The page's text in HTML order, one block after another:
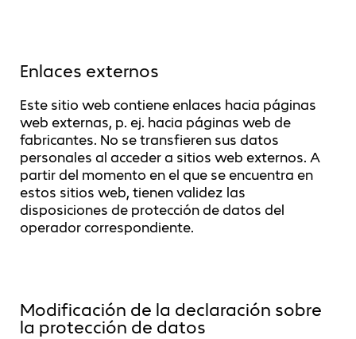
Enlaces externos
Este sitio web contiene enlaces hacia páginas
web externas, p. ej. hacia páginas web de
fabricantes. No se transfieren sus datos
personales al acceder a sitios web externos. A
partir del momento en el que se encuentra en
estos sitios web, tienen validez las
disposiciones de protección de datos del
operador correspondiente.
Modificación de la declaración sobre
la protección de datos